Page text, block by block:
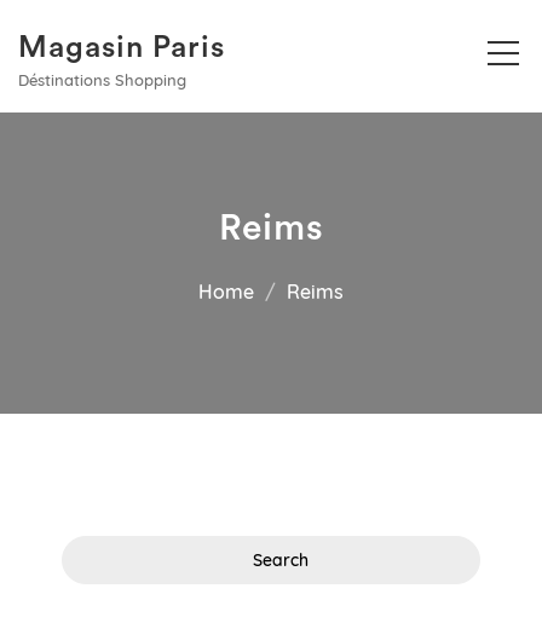
Magasin Paris
Déstinations Shopping
Reims
Home Reims
Search